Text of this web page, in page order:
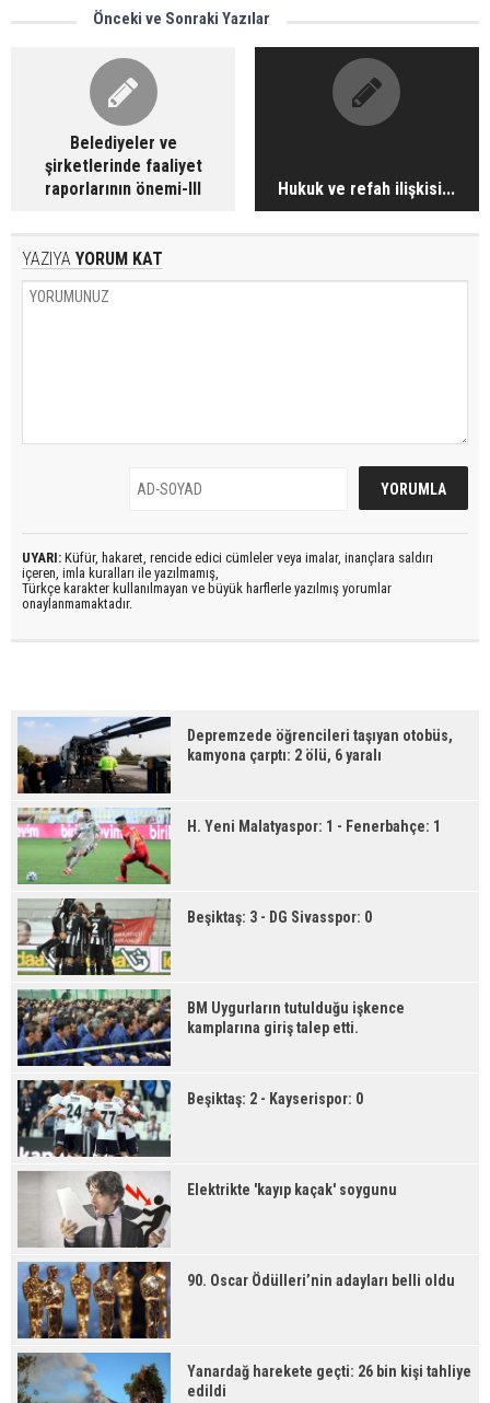
Önceki ve Sonraki Yazılar
Belediyeler ve
şirketlerinde faaliyet
raporlarının önemi-III
Hukuk ve refah ilişkisi...
YAZIYA YORUM KAT
UYARI: Küfür, hakaret, rencide edici cümleler veya imalar, inançlara saldırı
içeren, imla kuralları ile yazılmamış,
Türkçe karakter kullanılmayan ve büyük harflerle yazılmış yorumlar
onaylanmamaktadır.
Depremzede öğrencileri taşıyan otobüs,
kamyona çarptı: 2 ölü, 6 yaralı
H. Yeni Malatyaspor: 1 - Fenerbahçe: 1
Beşiktaş: 3 - DG Sivasspor: 0
BM Uygurların tutulduğu işkence
kamplarına giriş talep etti.
Beşiktaş: 2 - Kayserispor: 0
Elektrikte 'kayıp kaçak' soygunu
90. Oscar Ödülleri’nin adayları belli oldu
Yanardağ harekete geçti: 26 bin kişi tahliye
edildi